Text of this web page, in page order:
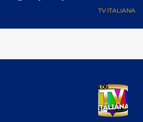
TV ITALIANA